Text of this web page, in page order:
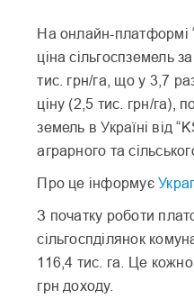
На онлайн-платформі
ціна сільгоспземель
тис. грн/га, що у 3,7
ціну (2,5 тис. грн/га),
земель в Україні від
аграрного та
Про це інформує
З початку роботи
сільгоспділянок
116,4 тис. га. Це
грн доходу.